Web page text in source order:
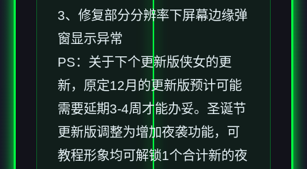
3、修复部分分辨率下屏幕边缘弹
窗显示异常
PS：关于下个更新版侠女的更
新，原定12月的更新版预计可能
需要延期3-4周才能办妥。圣诞节
更新版调整为增加夜袭功能，可
教程形象均可解锁1个合计新的夜